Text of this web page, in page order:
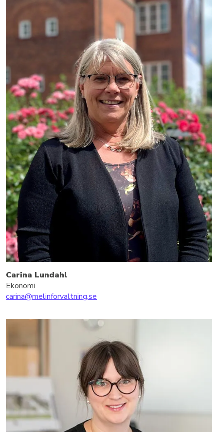
Carina Lundahl
Ekonomi
carina@melinforvaltning.se